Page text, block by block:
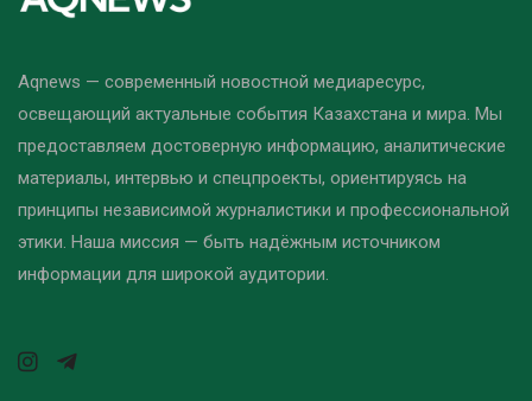
Aqnews — современный новостной медиаресурс,
освещающий актуальные события Казахстана и мира. Мы
предоставляем достоверную информацию, аналитические
материалы, интервью и спецпроекты, ориентируясь на
принципы независимой журналистики и профессиональной
этики. Наша миссия — быть надёжным источником
информации для широкой аудитории.